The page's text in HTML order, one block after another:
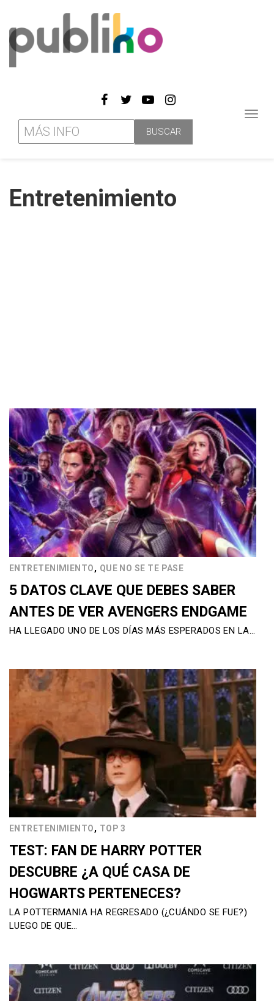
Entretenimiento
ENTRETENIMIENTO, QUE NO SE TE PASE
5 DATOS CLAVE QUE DEBES SABER
ANTES DE VER AVENGERS ENDGAME
HA LLEGADO UNO DE LOS DÍAS MÁS ESPERADOS EN LA…
ENTRETENIMIENTO, TOP 3
TEST: FAN DE HARRY POTTER
DESCUBRE ¿A QUÉ CASA DE
HOGWARTS PERTENECES?
LA POTTERMANIA HA REGRESADO (¿CUÁNDO SE FUE?)
LUEGO DE QUE…